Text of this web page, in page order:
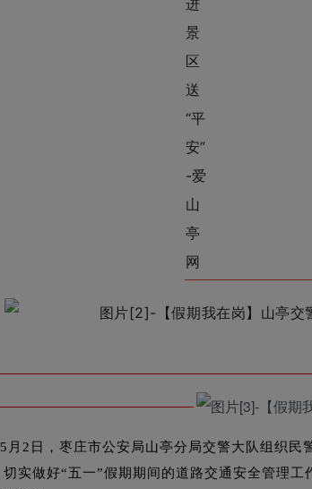
5月2日，枣庄市公安局山亭分局交警大队组织
切实做好“五一”假期期间的道路交通安全管理